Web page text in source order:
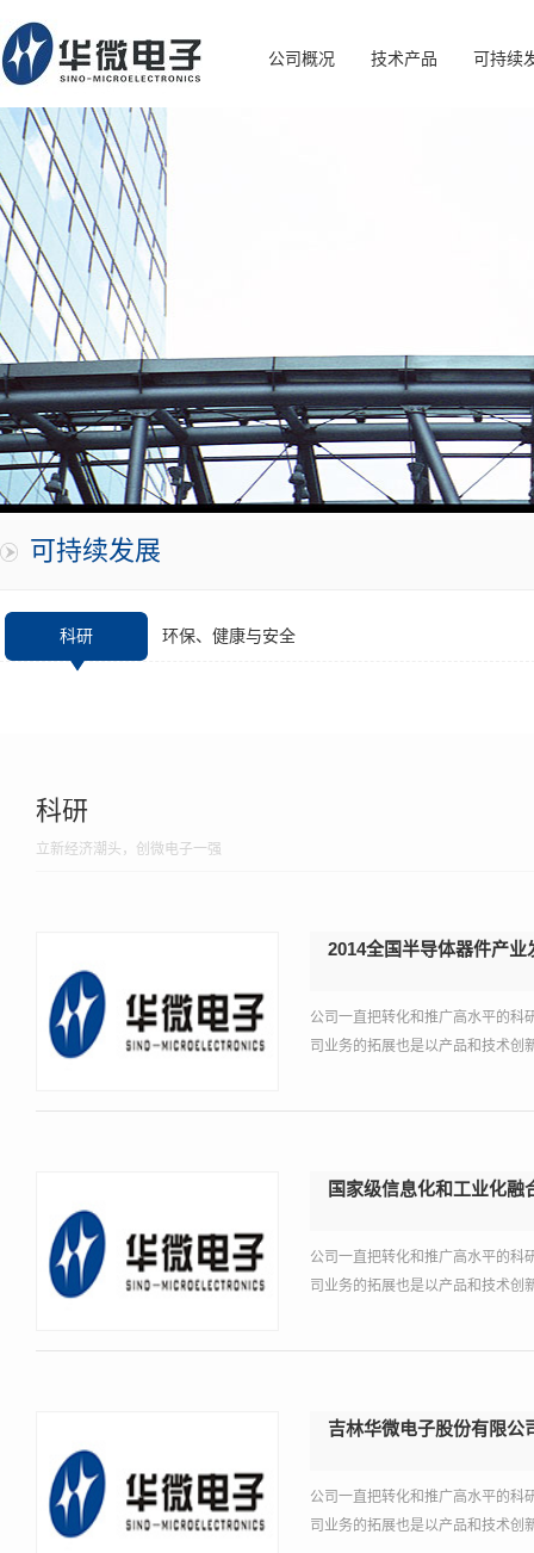
公司概况 技术产品 可持续
可持续发展
科研 环保、健康与安全
立新经济潮头，创微电子一强
科研
2014全国半导体器件产
公司一直把转化和推广高水平的科
司业务的拓展也是以产品和技术创
国家级信息化和工业化融
公司一直把转化和推广高水平的科
司业务的拓展也是以产品和技术创
吉林华微电子股份有限公
公司一直把转化和推广高水平的科
司业务的拓展也是以产品和技术创